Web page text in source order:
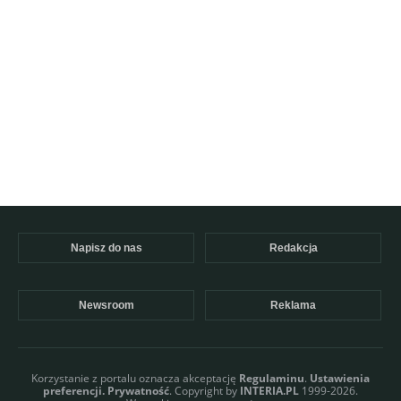
Napisz do nas Redakcja
Newsroom Reklama
Korzystanie z portalu oznacza akceptację Regulaminu. Ustawienia
preferencji. Prywatność. Copyright by INTERIA.PL 1999-2026.